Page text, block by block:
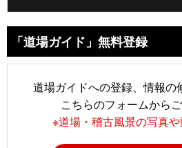
「道場ガイド」無料登録
道場ガイドへの登録、情報の
こちらのフォームからご
※道場・稽古風景の写真